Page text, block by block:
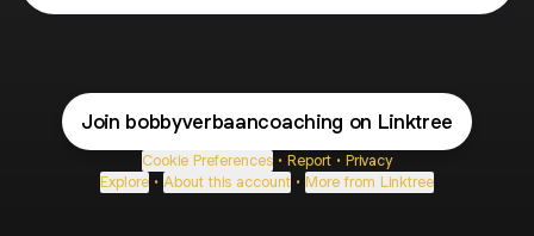
Join bobbyverbaancoaching on Linktree
Cookie Preferences • Report • Privacy
Explore • About this account • More from Linktree